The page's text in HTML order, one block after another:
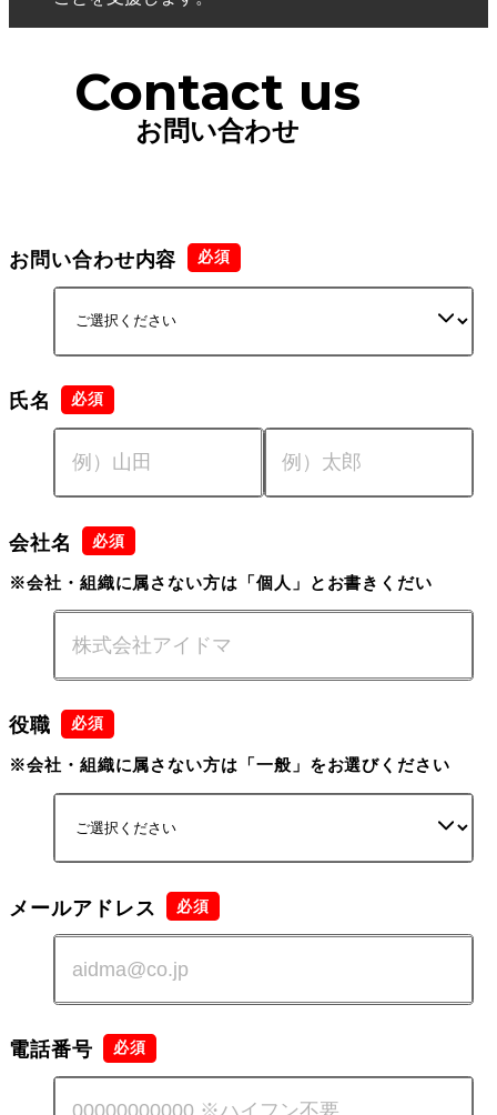
Contact us
お問い合わせ
お問い合わせ内容
氏名
会社名
※会社・組織に属さない方は「個人」とお書きくだい
役職
※会社・組織に属さない方は「一般」をお選びください
メールアドレス
電話番号